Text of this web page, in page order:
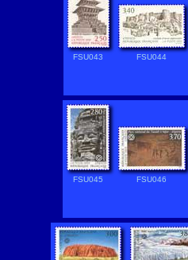
FSU043 FSU044
FSU045 FSU046